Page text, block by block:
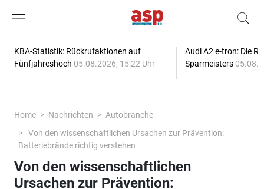
KBA-Statistik: Rückrufaktionen auf
Fünfjahreshoch 05.08.2026, 15:22 Uhr
Audi A2 e-tron: Die
Sparmeisters
Home Nachrichten
Autobranche
Von den wissenschaftlichen Ursachen zur Prävention:
Batteriebrände richtig verstehen
Von den wissenschaftlichen
Ursachen zur Prävention: